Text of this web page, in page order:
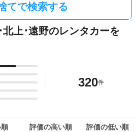
てで検索する
上･遠野のレンタカーを
320件
評価の高い順 評価の低い順